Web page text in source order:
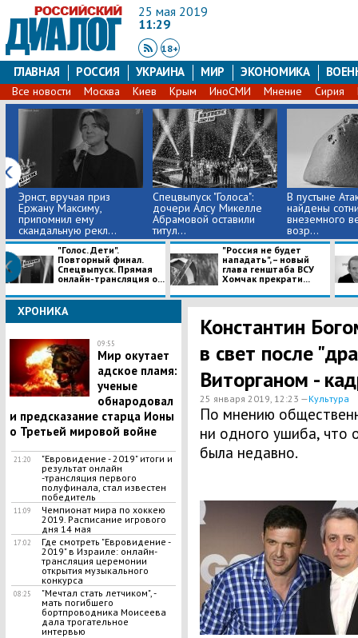
25 мая 2019
11:29
18+
ГЛАВНАЯ РОССИЯ УКРАИНА МИР ЭКОНОМИКА
Все новости Москва Киев Крым ИноСМИ Мнение Сирия
Эрнст, вручая приз
Ержану Максиму,
припомнил ему
скандальную рекл...
Спецвыпуск "Голоса":
дочери Алсу Микелле
Абрамовой оставили
титул...
В пустыне
найдены
внеземного
возр...
"Голос. Дети".
Повторный финал.
Спецвыпуск. Прямая
онлайн-трансляция о...
"Россия не будет
нападать", – новый
глава генштаба ВСУ
Хомчак прекрати...
ХРОНИКА
09:55
Мир окутает
адское пламя:
ученые
обнародовал
и предсказание старца Ионы
о Третьей мировой войне
21:20
"Евровидение - 2019" итоги и
результат онлайн
-трансляция первого
полуфинала, стал известен
победитель
11:09
Чемпионат мира по хоккею
2019. Расписание игрового
дня 14 мая
17:02
​Где смотреть "Евровидение -
2019" в Израиле: онлайн-
трансляция церемонии
открытия музыкального
конкурса
08:25
"Мечтал стать летчиком", -
мать погибшего
бортпроводника Моисеева
дала трогательное
интервью
Константин
в свет после
Виторганом -
25 января 2019, 12:23 —Культура
По мнению
ни одного ушиба, что
была недавно.